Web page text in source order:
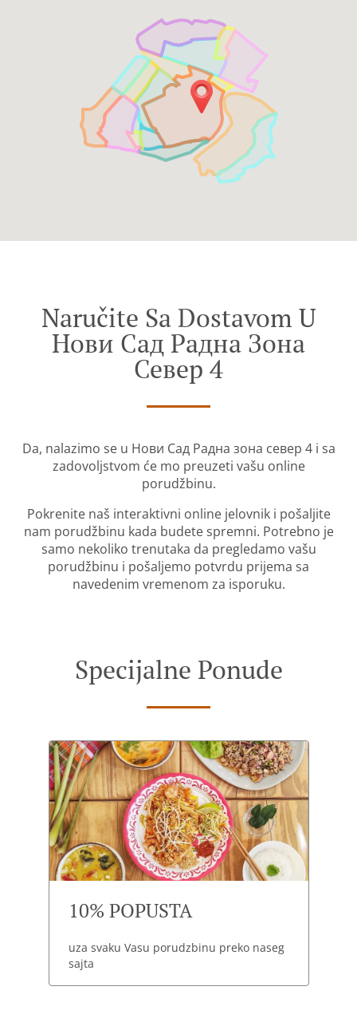
Naručite Sa Dostavom U
Нови Сад Радна Зона
Север 4
Da, nalazimo se u Нови Сад Радна зона север 4 i sa
zadovoljstvom će mo preuzeti vašu online
porudžbinu.
Pokrenite naš interaktivni online jelovnik i pošaljite
nam porudžbinu kada budete spremni. Potrebno je
samo nekoliko trenutaka da pregledamo vašu
porudžbinu i pošaljemo potvrdu prijema sa
navedenim vremenom za isporuku.
Specijalne Ponude
10% POPUSTA
uza svaku Vasu porudzbinu preko naseg
sajta